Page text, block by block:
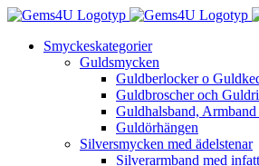
Fortsätt
innehålletSmyckeskategorier
Guldsmycken
Guldberlocker o
Guldbroscher och
Guldhalsband,
Guldörhängen
Silversmycken med ädelstenar
Silverarmband med